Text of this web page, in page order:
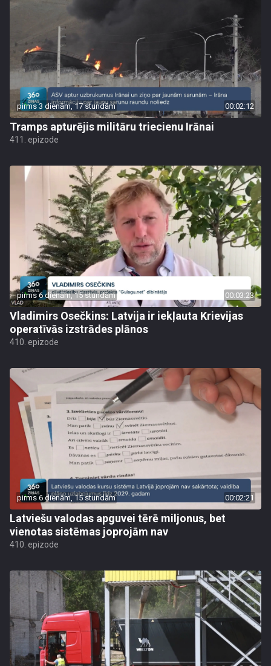
pirms 3 dienām, 17 stundām 00:02:12
Tramps apturējis militāru triecienu Irānai
411. epizode
pirms 6 dienām, 15 stundām 00:03:23
Vladimirs Osečkins: Latvija ir iekļauta Krievijas
operatīvās izstrādes plānos
410. epizode
pirms 6 dienām, 15 stundām 00:02:21
Latviešu valodas apguvei tērē miljonus, bet
vienotas sistēmas joprojām nav
410. epizode